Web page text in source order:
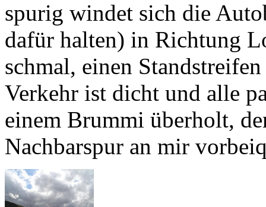
spurig windet sich die
dafür halten) in Richtung
schmal, einen
Verkehr ist dicht und alle
einem Brummi überholt,
Nachbarspur an mir